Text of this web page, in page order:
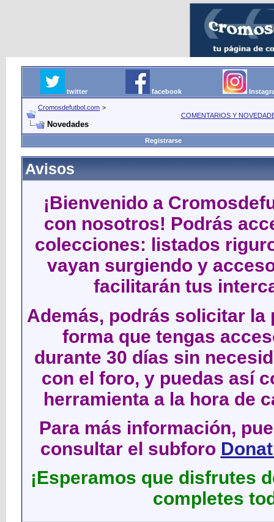
twitter facebook
Cromosdefutbol.com >
COMENTARIOS Y
Novedades
Registrarse
Avisos
¡Bienvenido a
con nosotros! Podrás
colecciones: listados
vayan surgiendo y
facilitarán tus
Además, podrás solicitar
forma que tengas
durante 30 días sin
con el foro, y puedas así
herramienta a la hora de
Para más información,
consultar el subforo
¡Esperamos que disfrutes
completes